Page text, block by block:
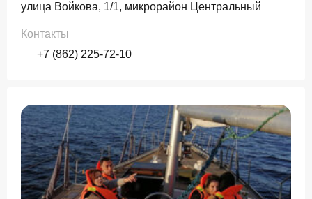
улица Войкова, 1/1, микрорайон Центральный
Контакты
+7 (862) 225-72-10